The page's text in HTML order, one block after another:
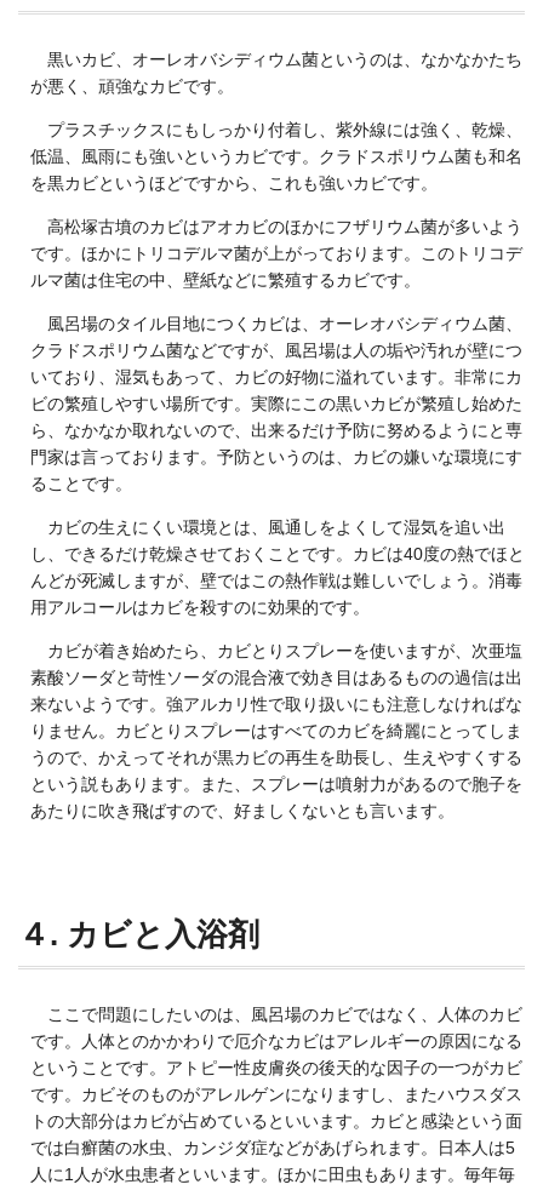
黒いカビ、オーレオバシディウム菌というのは、なかなかたち
が悪く、頑強なカビです。
プラスチックスにもしっかり付着し、紫外線には強く、乾燥、
低温、風雨にも強いというカビです。クラドスポリウム菌も和名
を黒カビというほどですから、これも強いカビです。
高松塚古墳のカビはアオカビのほかにフザリウム菌が多いよう
です。ほかにトリコデルマ菌が上がっております。このトリコデ
ルマ菌は住宅の中、壁紙などに繁殖するカビです。
風呂場のタイル目地につくカビは、オーレオバシディウム菌、
クラドスポリウム菌などですが、風呂場は人の垢や汚れが壁につ
いており、湿気もあって、カビの好物に溢れています。非常にカ
ビの繁殖しやすい場所です。実際にこの黒いカビが繁殖し始めた
ら、なかなか取れないので、出来るだけ予防に努めるようにと専
門家は言っております。予防というのは、カビの嫌いな環境にす
ることです。
カビの生えにくい環境とは、風通しをよくして湿気を追い出
し、できるだけ乾燥させておくことです。カビは40度の熱でほと
んどが死滅しますが、壁ではこの熱作戦は難しいでしょう。消毒
用アルコールはカビを殺すのに効果的です。
カビが着き始めたら、カビとりスプレーを使いますが、次亜塩
素酸ソーダと苛性ソーダの混合液で効き目はあるものの過信は出
来ないようです。強アルカリ性で取り扱いにも注意しなければな
りません。カビとりスプレーはすべてのカビを綺麗にとってしま
うので、かえってそれが黒カビの再生を助長し、生えやすくする
という説もあります。また、スプレーは噴射力があるので胞子を
あたりに吹き飛ばすので、好ましくないとも言います。
４. カビと入浴剤
ここで問題にしたいのは、風呂場のカビではなく、人体のカビ
です。人体とのかかわりで厄介なカビはアレルギーの原因になる
ということです。アトピー性皮膚炎の後天的な因子の一つがカビ
です。カビそのものがアレルゲンになりますし、またハウスダス
トの大部分はカビが占めているといいます。カビと感染という面
では白癬菌の水虫、カンジダ症などがあげられます。日本人は5
人に1人が水虫患者といいます。ほかに田虫もあります。毎年毎